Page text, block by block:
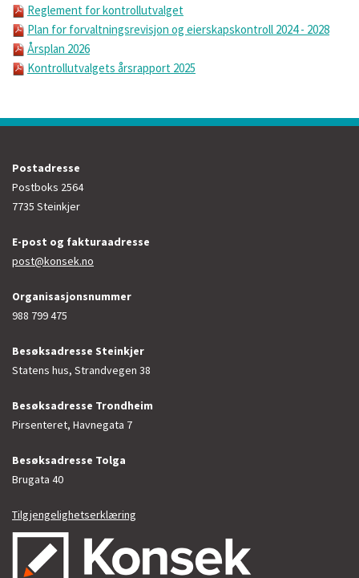
Reglement for kontrollutvalget
Plan for forvaltningsrevisjon og eierskapskontroll 2024 - 2028
Årsplan 2026
Kontrollutvalgets årsrapport 2025
Postadresse
Postboks 2564
7735 Steinkjer
E-post og fakturaadresse
post@konsek.no
Organisasjonsnummer
988 799 475
Besøksadresse Steinkjer
Statens hus, Strandvegen 38
Besøksadresse Trondheim
Pirsenteret, Havnegata 7
Besøksadresse Tolga
Brugata 40
Tilgjengelighetserklæring